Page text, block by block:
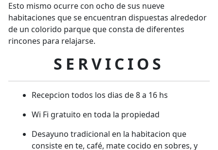
Esto mismo ocurre con ocho de sus nueve
habitaciones que se encuentran dispuestas alrededor
de un colorido parque que consta de diferentes
rincones para relajarse.
SERVICIOS
Recepcion todos los dias de 8 a 16 hs
Wi Fi gratuito en toda la propiedad
Desayuno tradicional en la habitacion que
consiste en te, café, mate cocido en sobres, y